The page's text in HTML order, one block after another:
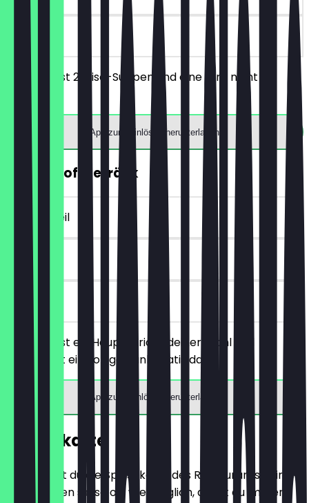
vor Ort
Du bestellst 2 Miso-Suppen und eine wird nicht
berechnet
App zum Einlösen herunterladen
GRATIS Softgetränk
~3 € Vorteil
vor Ort
Du bestellst ein Hauptgericht deiner Wahl und
bekommst ein Softgetränk gratis dazu.
App zum Einlösen herunterladen
Speisekarte
Hier findest du die Speisekarte des Restaurants. Wir
aktualisieren sie so oft wie möglich, damit du immer